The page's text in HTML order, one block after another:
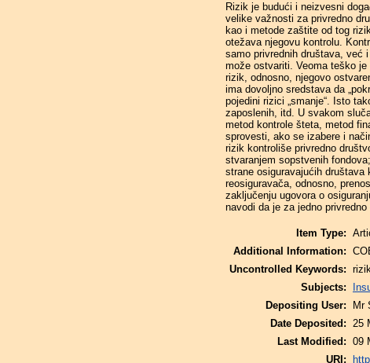
Rizik je budući i neizvesni
velike važnosti za privredno
kao i metode zaštite od tog
otežava njegovu kontrolu.
samo privrednih društava, već
može ostvariti. Veoma teško
rizik, odnosno, njegovo
ima dovoljno sredstava da
pojedini rizici „smanje“. Isto
zaposlenih, itd. U svakom
metod kontrole šteta, metod
sprovesti, ako se izabere i
rizik kontroliše privredno
stvaranjem sopstvenih
strane osiguravajućih
reosiguravača, odnosno,
zaključenju ugovora o
navodi da je za jedno
Item Type:
Additional Information:
Uncontrolled Keywords:
Subjects:
Depositing User:
Mr
Date Deposited:
25
Last Modified: 09
URI: